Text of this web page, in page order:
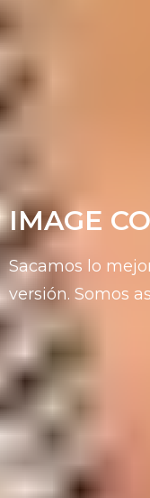
IMAGE
Sacamos lo
versión. Somos